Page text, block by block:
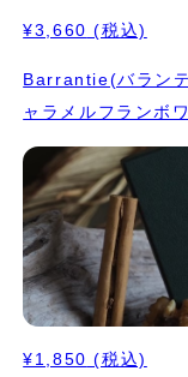
¥3,660 (税込)
Barrantie(バラン
ャラメルフランボ
¥1,850 (税込)